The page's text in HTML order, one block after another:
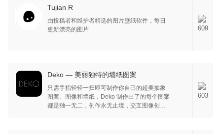
Tujian R
由投稿者和维护者精选的图片壁纸软件，每日
更新漂亮的图片
609
Deko — 美丽独特的墙纸图案
只需手指轻轻一扫即可制作你自己的超美抽象
图案、图像和墙纸，Deko 制作出了的每个图案
都是独一无二，创作永无止境，交互图像创作
603